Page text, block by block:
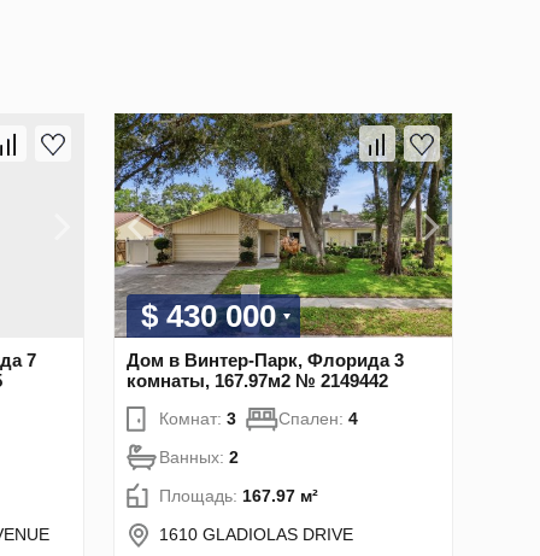
7
$ 430 000
Дом в Винтер-Парк, Флорида 3
комнаты, 167.97м2 № 2149442
Комнат: 3 Спален: 4
Ванных: 2
Площадь: 167.97 м²
1610 GLADIOLAS DRIVE